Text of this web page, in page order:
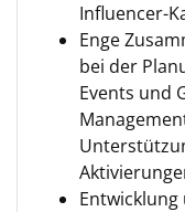
Influencer-
Enge
bei der
Events und